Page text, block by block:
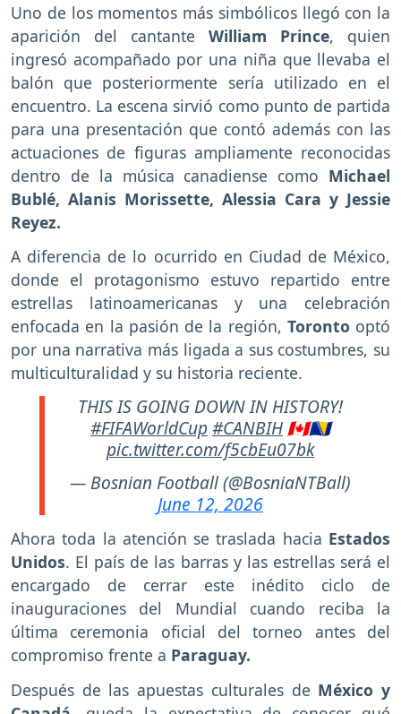
Uno de los momentos más simbólicos llegó con la
aparición del cantante William Prince, quien
ingresó acompañado por una niña que llevaba el
balón que posteriormente sería utilizado en el
encuentro. La escena sirvió como punto de partida
para una presentación que contó además con las
actuaciones de figuras ampliamente reconocidas
dentro de la música canadiense como Michael
Bublé, Alanis Morissette, Alessia Cara y Jessie
Reyez.
A diferencia de lo ocurrido en Ciudad de México,
donde el protagonismo estuvo repartido entre
estrellas latinoamericanas y una celebración
enfocada en la pasión de la región, Toronto optó
por una narrativa más ligada a sus costumbres, su
multiculturalidad y su historia reciente.
THIS IS GOING DOWN IN HISTORY!
#FIFAWorldCup#CANBIH 🇨🇦🇧🇦
pic.twitter.com/f5cbEu07bk
— Bosnian Football (@BosniaNTBall)
June 12, 2026
Ahora toda la atención se traslada hacia Estados
Unidos. El país de las barras y las estrellas será el
encargado de cerrar este inédito ciclo de
inauguraciones del Mundial cuando reciba la
última ceremonia oficial del torneo antes del
compromiso frente a Paraguay.
Después de las apuestas culturales de México y